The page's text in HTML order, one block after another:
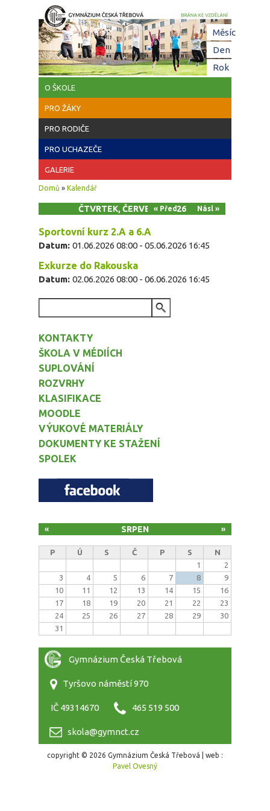
Přejít k hlavnímu obsahu
O ŠKOLE
PRO ŽÁKY
PRO RODIČE
PRO UCHAZEČE
GALERIE
Jste zde
Domů » Kalendář
ČTVRTEK, ČERVEN 4, 2026
« Před Násl »
Sportovní kurz 2.A a 6.A
Datum: 01.06.2026 08:00 - 05.06.2026 16:45
Exkurze do Rakouska
Datum: 02.06.2026 08:00 - 06.06.2026 16:45
KONTAKTY
ŠKOLA V MÉDIÍCH
SUPLOVÁNÍ
ROZVRHY
KLASIFIKACE
MOODLE
VÝUKOVÉ MATERIÁLY
DOKUMENTY KE STAŽENÍ
SPOLEK
SRPEN
« »
P Ú S Č P S
N
1
2
3
4 5 6 7 8
9
10
11 12 13 14 15
16
17
18 19 20 21 22
23
24
25 26 27 28 29
30
31
Gymnázium Česká Třebová
Tyršovo náměstí 970
IČ 49314670 465 519 500
skola@gymnct.cz
copyright © 2026 Gymnázium Česká Třebová | web :
Pavel Ovesný
Měsíc
Den(aktivní
Rok